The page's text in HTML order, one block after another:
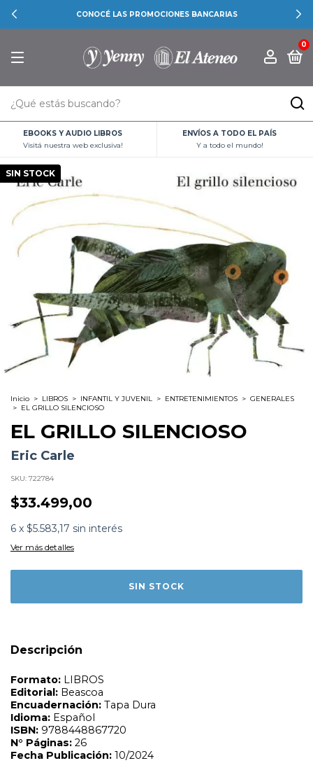
CONOCÉ LAS PROMOCIONES BANCARIAS
0
EBOOKS Y AUDIO LIBROS
Visitá nuestra web exclusiva!
ENVÍOS A TODO EL PAÍS
Y a todo el mundo!
SIN STOCK
Inicio > LIBROS > INFANTIL Y JUVENIL > ENTRETENIMIENTOS > GENERALES
> EL GRILLO SILENCIOSO
EL GRILLO SILENCIOSO
Eric Carle
SKU: 722784
$33.499,00
6 x $5.583,17 sin interés
Ver más detalles
Descripción
Tapa Dura
Sinópsis
cuando le saludan. Frota sus patas, pero no sale ningún
sonido. Insecto tras insecto intenta hacer oír su voz, pero
no es hasta el final, hasta el momento preciso, que el
pobre grillo silencioso logra hacerse entender. Una
maravillosa historia de Eric Carle con sonido en la última
página. Un cuento para hacerse oír, para escuchar y para